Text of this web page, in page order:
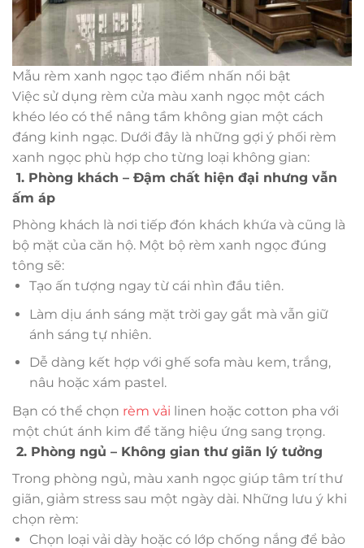
Mẫu rèm xanh ngọc tạo điểm nhấn nổi bật
Việc sử dụng rèm cửa màu xanh ngọc một cách
khéo léo có thể nâng tầm không gian một cách
đáng kinh ngạc. Dưới đây là những gợi ý phối rèm
xanh ngọc phù hợp cho từng loại không gian:
1. Phòng khách – Đậm chất hiện đại nhưng vẫn
ấm áp
Phòng khách là nơi tiếp đón khách khứa và cũng là
bộ mặt của căn hộ. Một bộ rèm xanh ngọc đúng
tông sẽ:
Tạo ấn tượng ngay từ cái nhìn đầu tiên.
Làm dịu ánh sáng mặt trời gay gắt mà vẫn giữ
ánh sáng tự nhiên.
Dễ dàng kết hợp với ghế sofa màu kem, trắng,
nâu hoặc xám pastel.
Bạn có thể chọn rèm vải linen hoặc cotton pha với
một chút ánh kim để tăng hiệu ứng sang trọng.
2. Phòng ngủ – Không gian thư giãn lý tưởng
Trong phòng ngủ, màu xanh ngọc giúp tâm trí thư
giãn, giảm stress sau một ngày dài. Những lưu ý khi
chọn rèm:
Chọn loại vải dày hoặc có lớp chống nắng để bảo